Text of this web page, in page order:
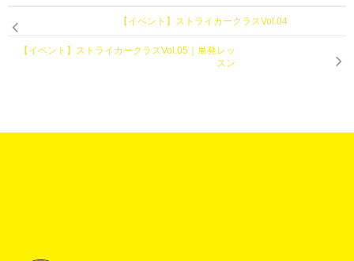
【イベント】ストライカークラスVol.04
【イベント】ストライカークラスVol.05｜単発レッ
スン